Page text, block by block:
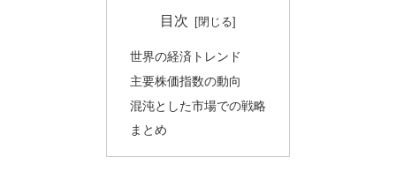
目次
世界の経済トレンド
主要株価指数の動向
混沌とした市場での戦略
まとめ